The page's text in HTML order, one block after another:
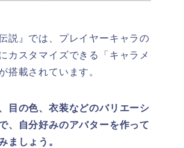
説』では、プレイヤーキャラの
カスタマイズできる「キャラメ
搭載されています。
目の色、衣装などのバリエーシ
、自分好みのアバターを作って
ましょう。